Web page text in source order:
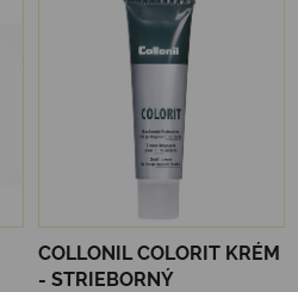
COLLONIL COLORIT KRÉM
- STRIEBORNÝ